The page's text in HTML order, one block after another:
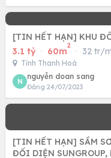
[TIN HẾT HẠN] KHU
3.1 tỷ · 60m
2
· 32 tr/
Tỉnh Thanh Hoá
N
nguyễn doan sang
Đăng 24/07/2023
[TIN HẾT HẠN] SẦM SƠN 2,05 TỶ -
ĐỐI DIỆN